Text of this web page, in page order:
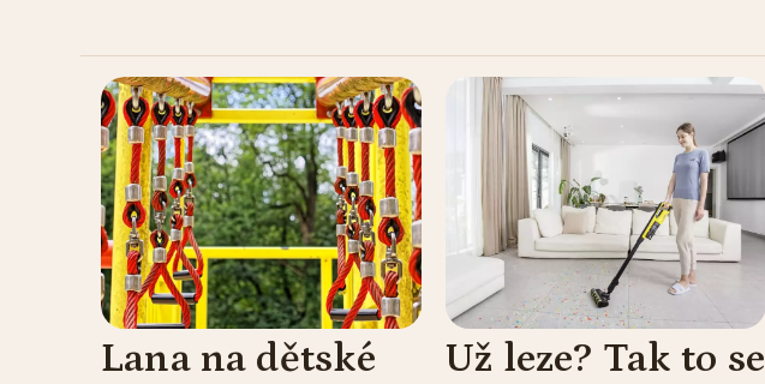
Lana na dětské
Už leze? Tak to se